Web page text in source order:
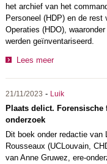
het archief van het
Personeel (HDP) en de
Operaties (HDO),
werden geïnventariseerd.
Lees meer
21/11/2023 - Luik
Plaats delict.
onderzoek
Dit boek onder redactie van
Rousseaux (UCLouvain,
van Anne Gruwez, ere-